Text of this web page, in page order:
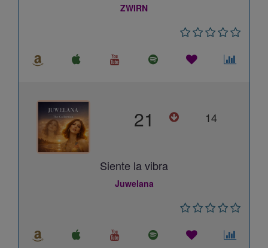
ZWIRN
21 14
Siente la vibra
Juwelana